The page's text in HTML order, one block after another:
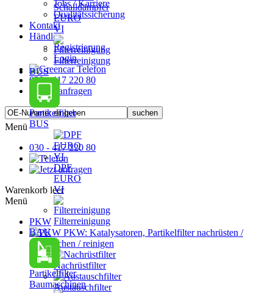
Schalldämpfer
EURO
VI
Filterreinigung
BUS
Partikelfilter
BUS
DPF
EURO
VI
Filterreinigung
BAU
Partikelfilter
Baumaschinen
Jobs / Karriere
Qualitätssicherung
Kontakt
Händler
Registrierung
Login
030 - 417 220 80
Menü
030 - 417 220 80
Warenkorb leer
Menü
PKW
PKW: Katalysatoren, Partikelfilter nachrüsten /
austauschen / reinigen
Nachrüstfilter
Austauschfilter